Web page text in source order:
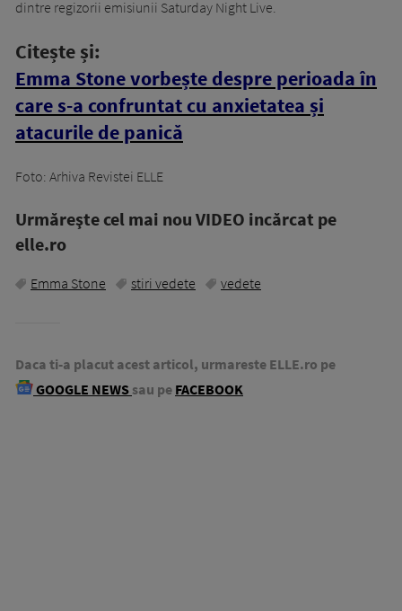
dintre regizorii emisiunii Saturday Night Live.
Citește și:
Emma Stone vorbește despre perioada în
care s-a confruntat cu anxietatea și
atacurile de panică
Foto: Arhiva Revistei ELLE
Urmăreşte cel mai nou VIDEO incărcat pe
elle.ro
Emma Stone stiri vedete vedete
Daca ti-a placut acest articol, urmareste ELLE.ro pe
GOOGLE NEWS sau pe FACEBOOK